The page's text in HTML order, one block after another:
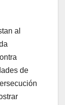
al
de